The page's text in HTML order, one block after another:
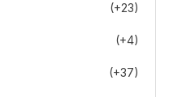
(+23)
(+4)
(+37)